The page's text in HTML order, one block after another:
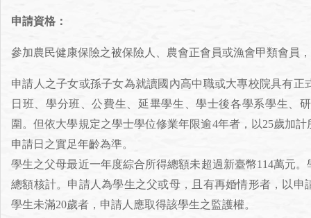
申請資格：
參加農民健康保險之被保險人、農會正會員或漁會甲類會員
申請人之子女或孫子女為就讀國內高中職或大專校院具有
日班、學分班、公費生、延畢學生、學士後各學系學生、
圍。但依大學規定之學士學位修業年限逾4年者，以25歲加
申請日之實足年齡為準。
學生之父母最近一年度綜合所得總額未超過新臺幣114萬元
總額核計。申請人為學生之父或母，且有再婚情形者，以
學生未滿20歲者，申請人應取得該學生之監護權。